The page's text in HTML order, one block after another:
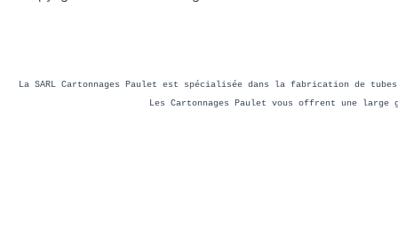
La SARL Cartonnages Paulet est spécialisée dans la fabrication de
Les Cartonnages Paulet vous offrent une large